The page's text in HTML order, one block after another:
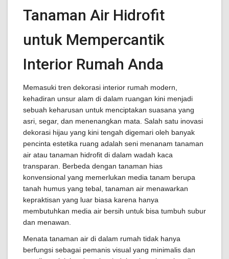
Tanaman Air Hidrofit
untuk Mempercantik
Interior Rumah Anda
Memasuki tren dekorasi interior rumah modern,
kehadiran unsur alam di dalam ruangan kini menjadi
sebuah keharusan untuk menciptakan suasana yang
asri, segar, dan menenangkan mata. Salah satu inovasi
dekorasi hijau yang kini tengah digemari oleh banyak
pencinta estetika ruang adalah seni menanam tanaman
air atau tanaman hidrofit di dalam wadah kaca
transparan. Berbeda dengan tanaman hias
konvensional yang memerlukan media tanam berupa
tanah humus yang tebal, tanaman air menawarkan
kepraktisan yang luar biasa karena hanya
membutuhkan media air bersih untuk bisa tumbuh subur
dan menawan.
Menata tanaman air di dalam rumah tidak hanya
berfungsi sebagai pemanis visual yang minimalis dan